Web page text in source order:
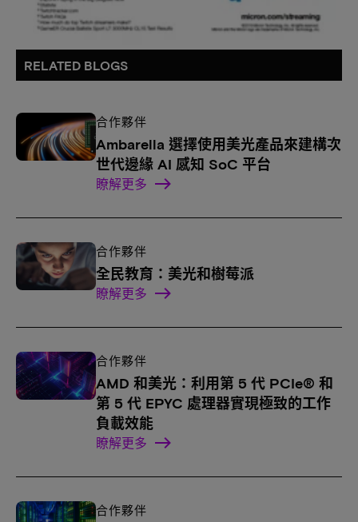
RELATED BLOGS
合作夥伴
Ambarella 選擇使用美光產品來建構次
世代邊緣 AI 感知 SoC 平台
瞭解更多
合作夥伴
全民教育：美光和樹莓派
瞭解更多
合作夥伴
AMD 和美光：利用第 5 代 PCIe® 和
第 5 代 EPYC 處理器實現極致的工作
負載效能
瞭解更多
合作夥伴